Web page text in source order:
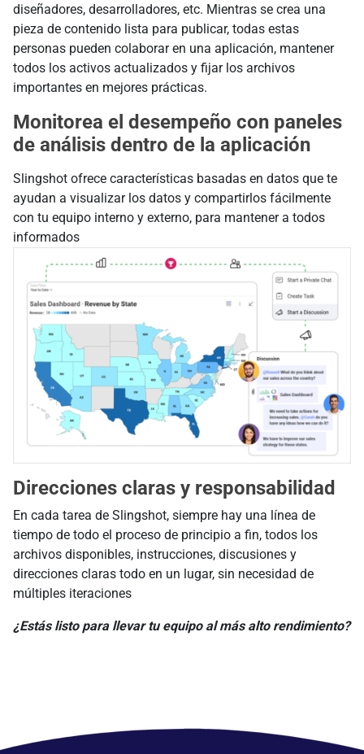
diseñadores, desarrolladores, etc. Mientras se crea una
pieza de contenido lista para publicar, todas estas
personas pueden colaborar en una aplicación, mantener
todos los activos actualizados y fijar los archivos
importantes en mejores prácticas.
Monitorea el desempeño con paneles
de análisis dentro de la aplicación
Slingshot ofrece características basadas en datos que te
ayudan a visualizar los datos y compartirlos fácilmente
con tu equipo interno y externo, para mantener a todos
informados
Direcciones claras y responsabilidad
En cada tarea de Slingshot, siempre hay una línea de
tiempo de todo el proceso de principio a fin, todos los
archivos disponibles, instrucciones, discusiones y
direcciones claras todo en un lugar, sin necesidad de
múltiples iteraciones
¿Estás listo para llevar tu equipo al más alto rendimiento?